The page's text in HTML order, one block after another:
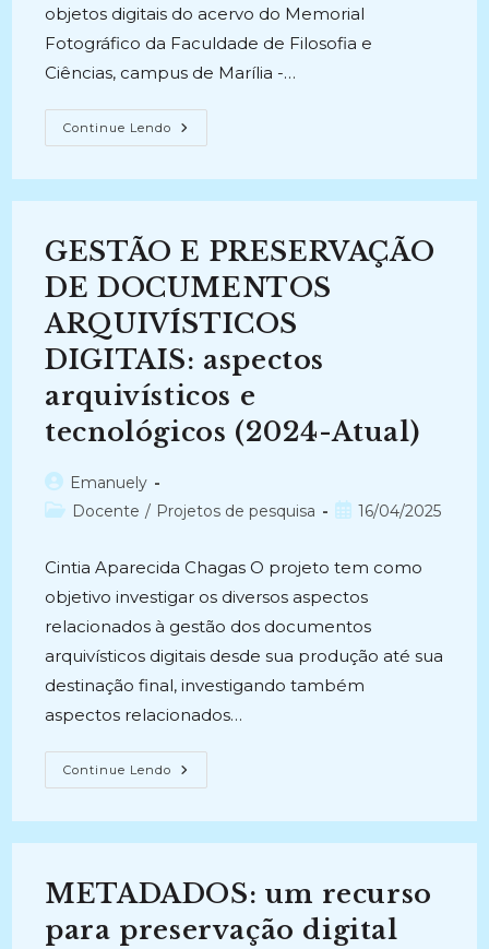
objetos digitais do acervo do Memorial
Fotográfico da Faculdade de Filosofia e
Ciências, campus de Marília -…
Continue Lendo MEMORIAL
FOTOGRÁFICO
DA
Digital
(2022-
2023)
GESTÃO E PRESERVAÇÃO
DE DOCUMENTOS
ARQUIVÍSTICOS
DIGITAIS: aspectos
arquivísticos e
tecnológicos (2024-Atual)
Autor
do
Emanuely
Categoria
Docente / Projetos de pesquisa
Post16/04/2025
Cintia Aparecida Chagas O projeto tem como
objetivo investigar os diversos aspectos
relacionados à gestão dos documentos
arquivísticos digitais desde sua produção até sua
destinação final, investigando também
aspectos relacionados…
Continue Lendo GESTÃO
E
ARQUIVÍSTICOS
Arquivísticos
E
Tecnológicos
(2024-
METADADOS: um recurso
para preservação digital